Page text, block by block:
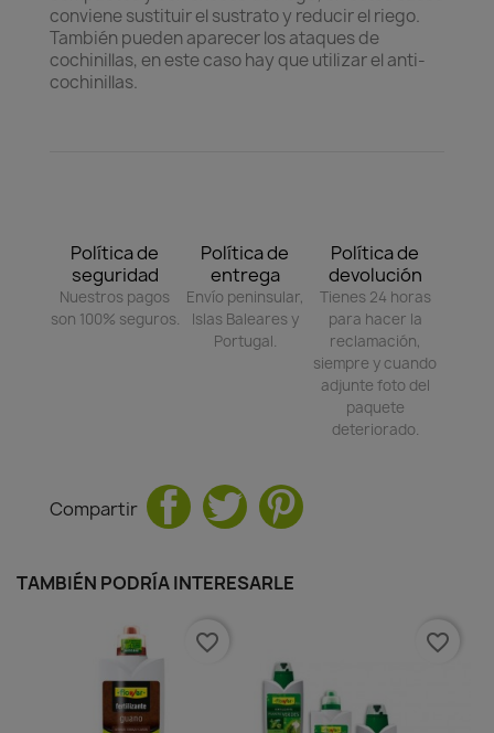
conviene sustituir el sustrato y reducir el riego.
También pueden aparecer los ataques de
cochinillas, en este caso hay que utilizar el anti-
cochinillas.
Política de
seguridad
Nuestros pagos
son 100% seguros.
Política de
entrega
Envío peninsular,
Islas Baleares y
Portugal.
Política de
devolución
Tienes 24 horas
para hacer la
reclamación,
siempre y cuando
adjunte foto del
paquete
deteriorado.
Compartir
TAMBIÉN PODRÍA INTERESARLE
favorite_border favorite_border